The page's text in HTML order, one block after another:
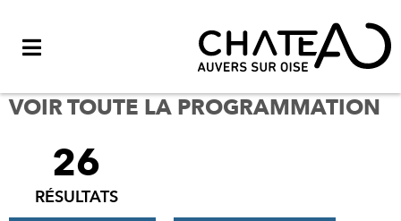
VOIR TOUTE LA PROGRAMMATION
FILTRER
RÉSULTATS
26
RÉSULTATS